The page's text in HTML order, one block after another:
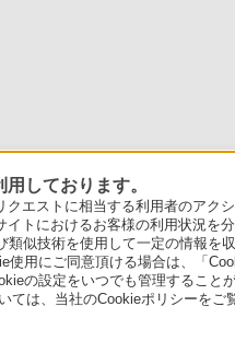
しております。
エストに相当する利用者のアク
トにおけるお客様の利用状況を
似技術を使用して一定の情報を
用にご同意頂ける場合は、「
の設定をいつでも管理すること
は、当社のCookieポリシーを